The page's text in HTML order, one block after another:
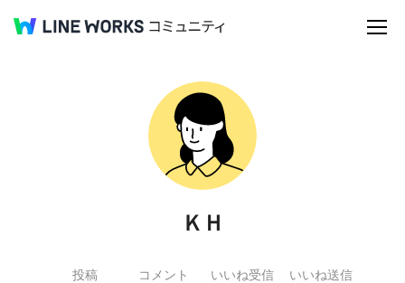
ＫＨ
投稿 コメント いいね受信 いいね送信